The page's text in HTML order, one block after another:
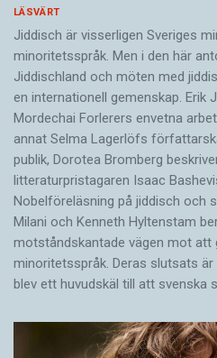
LÄSVÄRT
Jiddisch är visserligen Sveriges
minoritetsspråk. Men i den här
Jiddischland och möten med
en internationell gemenskap. Erik
Morde­chai Forlerers envetna
annat Selma Lagerlöfs
publik, Dorotea Bromberg
litteraturpristagaren Isaac
Nobelföreläsning på jiddisch och
Milani och Kenneth Hyltenstam
motståndskantade vägen mot att
minoritetsspråk. Deras slutsats är
blev ett huvud­skäl till att svenska